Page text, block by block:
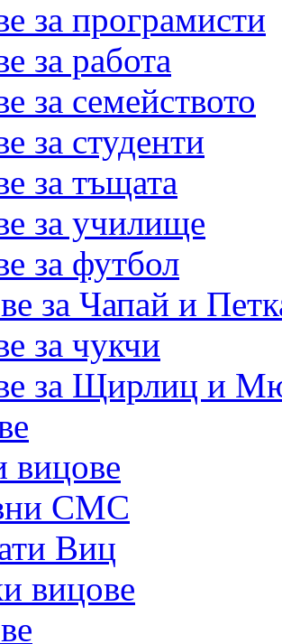
за програмисти
за работа
за семейството
за студенти
за тъщата
за училище
за футбол
за Чапай и
за чукчи
за Щирлиц и
вицове
СМС
Виц
вицове